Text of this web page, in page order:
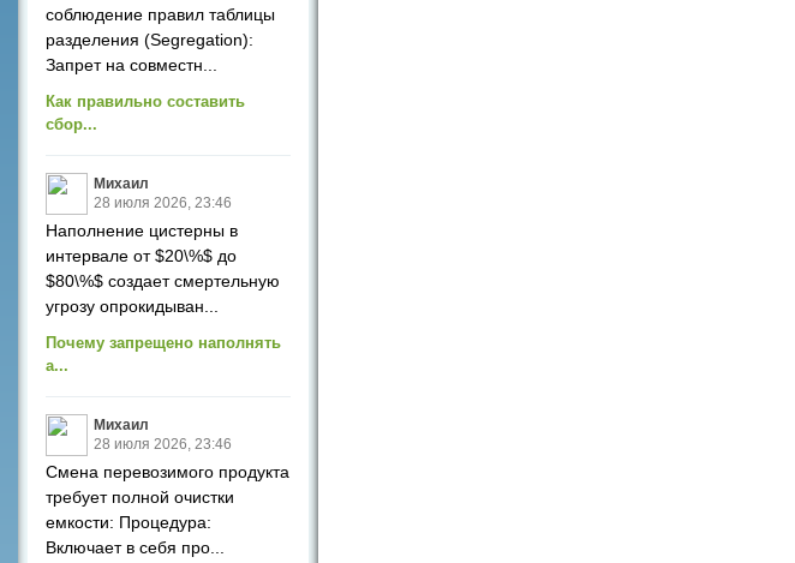
соблюдение правил таблицы
разделения (Segregation):
Запрет на совместн...
Как правильно составить
сбор...
Михаил
28 июля 2026, 23:46
Наполнение цистерны в
интервале от $20\%$ до
$80\%$ создает смертельную
угрозу опрокидыван...
Почему запрещено наполнять
а...
Михаил
28 июля 2026, 23:46
Смена перевозимого продукта
требует полной очистки
емкости: Процедура:
Включает в себя про...